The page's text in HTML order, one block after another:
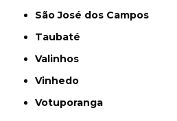
São José dos Campos
Taubaté
Valinhos
Vinhedo
Votuporanga